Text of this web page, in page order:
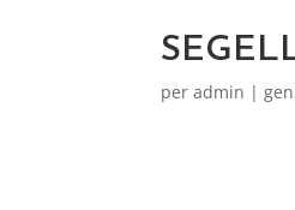
peradmin |